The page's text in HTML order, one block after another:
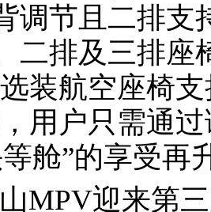
调节且二排支
二排及三排座
装航空座椅
用户只需通
舱”的享受再